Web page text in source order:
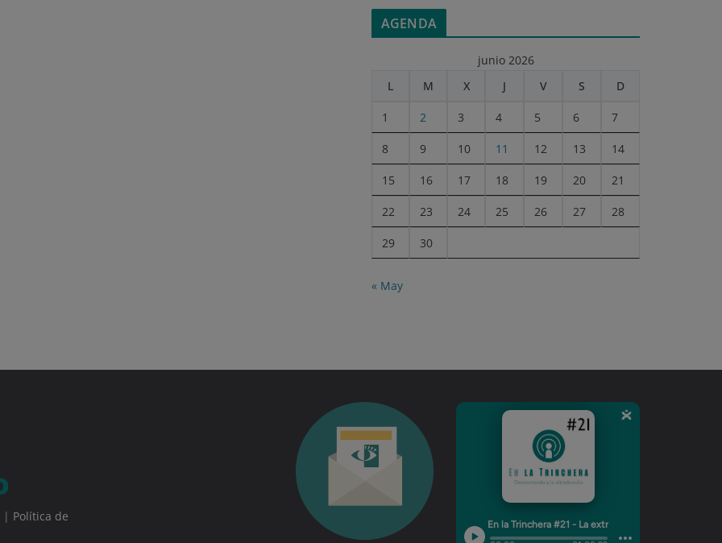
AGENDA
junio 2026
L
M X J V S D
1 2 3 4 5 6 7
8 9 10 11 12 13 14
15 16 17 18 19 20 21
22 23 24 25 26 27 28
29 30
« May
| Política de